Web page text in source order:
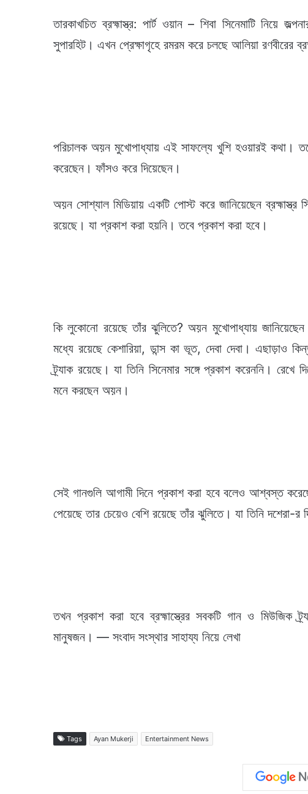
তারকাখচিত ব্রহ্মাস্ত্র: পার্ট ওয়ান – শিবা সিনেমাটি
সুপারহিট। এখন প্রেক্ষাগৃহে রমরম করে চলছে আলিয়া রণবীরের
পরিচালক অয়ন মুখোপাধ্যায় এই সাফল্যে খুশি হওয়ারই কথা।
করেছেন। ফাঁসও করে দিয়েছেন।
অয়ন সোশ্যাল মিডিয়ায় একটি পোস্ট করে জানিয়েছেন
রয়েছে। যা প্রকাশ করা হয়নি। তবে প্রকাশ করা হবে।
কি লুকোনো রয়েছে তাঁর ঝুলিতে? অয়ন মুখোপাধ্যায় জানিয়েছেন
মধ্যে রয়েছে কেশারিয়া, ডান্স কা ভূত, দেবা দেবা। এছাড়াও
ট্র্যাক রয়েছে। যা তিনি সিনেমার সঙ্গে প্রকাশ করেননি।
মনে করছেন অয়ন।
সেই গানগুলি আগামী দিনে প্রকাশ করা হবে বলেও আশ্বস্ত
পেয়েছে তার চেয়েও বেশি রয়েছে তাঁর ঝুলিতে। যা তিনি দশেরা-
তখন প্রকাশ করা হবে ব্রহ্মাস্ত্রের সবকটি গান ও মিউজিক
মানুষজন। — সংবাদ সংস্থার সাহায্য নিয়ে লেখা
Tags Ayan Mukerji Entertainment News